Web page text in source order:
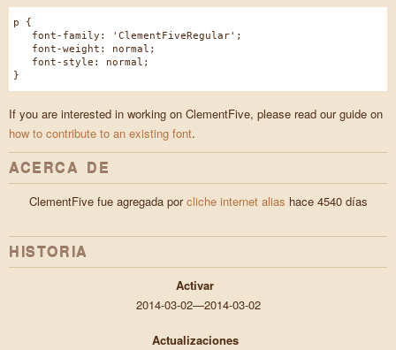
p {
font-family: 'ClementFiveRegular';
font-weight: normal;
font-style: normal;
}
If you are interested in working on ClementFive, please read our guide on
how to contribute to an existing font.
ACERCA DE
ClementFive fue agregada porcliche internet alias hace 4540 días
HISTORIA
Activar
2014-03-02—2014-03-02
Actualizaciones